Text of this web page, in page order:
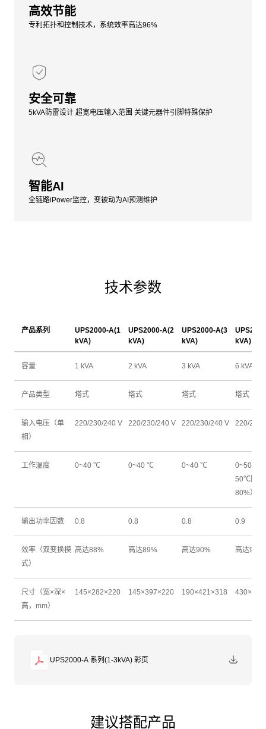
高效节能
专利拓扑和控制技术，系统效率高达96%
安全可靠
5kVA防雷设计 超宽电压输入范围 关键元器件引脚特殊保护
智能AI
全链路iPower监控，变被动为AI预测维护
技术参数
产品系列
UPS2000-A(1
kVA)
UPS2000-A(2
kVA)
UPS2000-A(3
kVA)
kVA)
容量 1 kVA 2 kVA 3 kVA 6 kVA
产品类型 塔式 塔式 塔式 塔式
输入电压（单
相）
220/230/240 V 220/230/240 V 220/230/240 V 220/230/
工作温度 0~40 ℃ 0~40 ℃ 0~40 ℃
0~50 ℃
50℃降额
80%）
输出功率因数 0.8 0.8 0.8 0.9
效率（双变换模
式）
高达88% 高达89% 高达90% 高达
尺寸（宽×深×
高，mm）
145×282×220 145×397×220 190×421×318
UPS2000-A 系列(1-3kVA) 彩页
建议搭配产品